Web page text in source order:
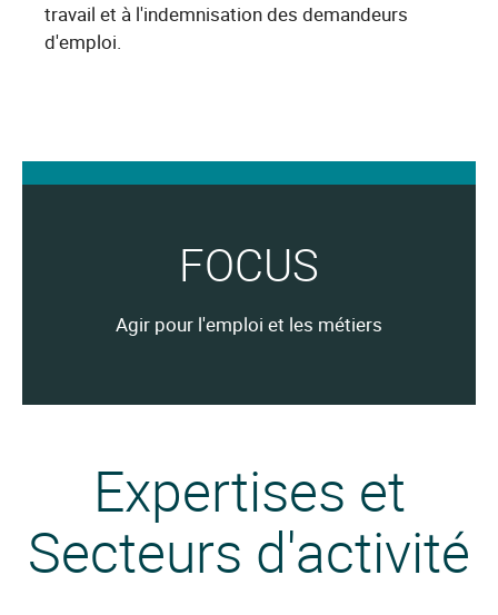
travail et à l'indemnisation des demandeurs
d'emploi.
FOCUS
Agir pour l'emploi et les métiers
Expertises et
Secteurs d'activité